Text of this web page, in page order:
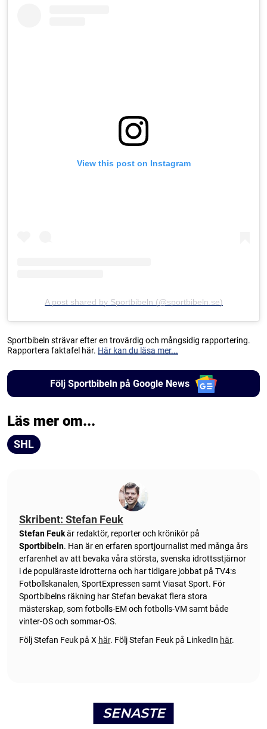
View this post on Instagram
A post shared by Sportbibeln (@sportbibeln.se)
Sportbibeln strävar efter en trovärdig och mångsidig rapportering.
Rapportera faktafel här. Här kan du läsa mer...
Följ Sportbibeln på Google News
Läs mer om...
SHL
Skribent: Stefan Feuk
Stefan Feukär redaktör, reporter och krönikör på
Sportbibeln. Han är en erfaren sportjournalist med många års
erfarenhet av att bevaka våra största, svenska idrottsstjärnor
i de populäraste idrotterna och har tidigare jobbat på TV4:s
Fotbollskanalen, SportExpressen samt Viasat Sport. För
Sportbibelns räkning har Stefan bevakat flera stora
mästerskap, som fotbolls-EM och fotbolls-VM samt både
vinter-OS och sommar-OS.
Följ Stefan Feuk på X här. Följ Stefan Feuk på LinkedIn här.
SENASTE